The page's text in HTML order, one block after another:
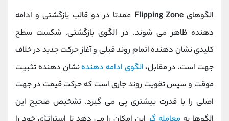
الگوهایFlipping Zone عمدتا در دو قالب بازگشتی و ادامه‌
دهنده ظاهر می ‌شوند. در الگوی بازگشتی، شکست سطح
کلیدی نشان‌ دهنده اتمام روند قبلی و آغاز حرکت جدید در خلاف
جهت است. در مقابل، الگوی ادامه‌ دهندهنشان ‌دهنده تثبیت
موقت و سپس تقویت روند جاری است که حرکت قیمت در جهت
اصلی را با قدرت بیشتری پی می گیرد. تشخیص صحیح این